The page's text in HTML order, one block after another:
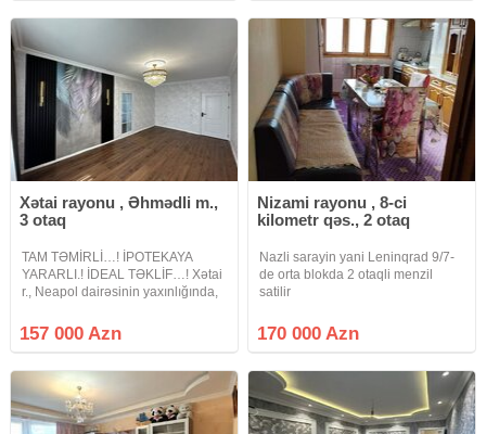
Xətai rayonu , Əhmədli m.,
3 otaq
TAM TƏMİRLİ…! İPOTEKAYA
YARARLI.! İDEAL TƏKLİF…! Xətai
r., Neapol dairəsinin yaxınlığında,
mərtəbəli binanın 9-cu
mərtəbəsində, ümumi sahəsi 60
düzəlmə, tam
157 000 Azn
Nizami rayonu , 8-ci
kilometr qəs., 2 otaq
Nazli sarayin yani Leninqrad 9/7-
de orta blokda 2 otaqli menzil
satilir
170 000 Azn